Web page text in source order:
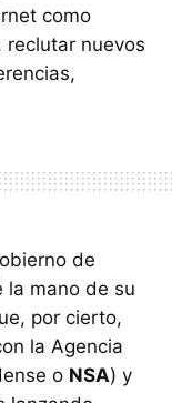
como
reclutar nuevos
de
la mano de su
por cierto,
la Agencia
o NSA) y